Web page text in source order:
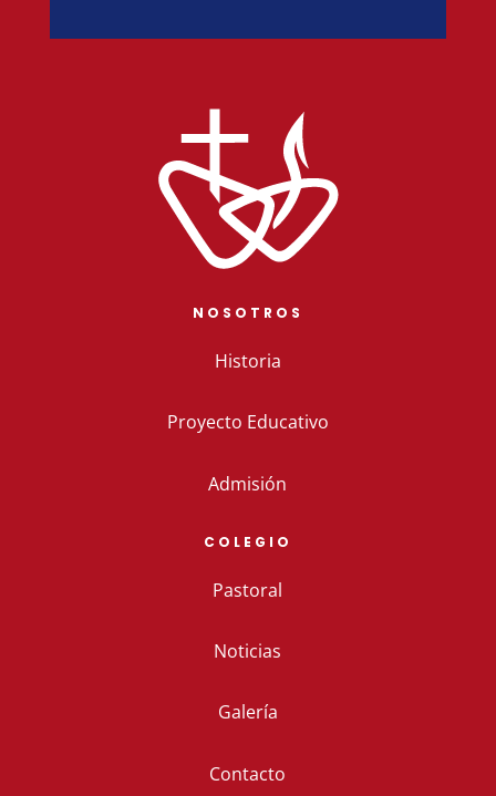
NOSOTROS
Historia
Proyecto Educativo
Admisión
COLEGIO
Pastoral
Noticias
Galería
Contacto